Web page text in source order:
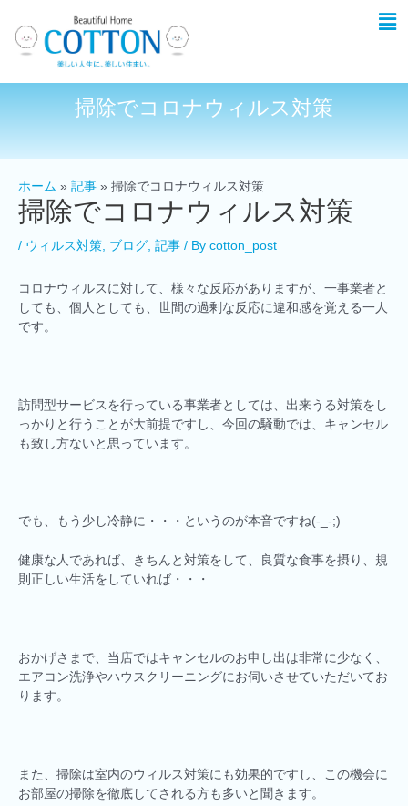
掃除でコロナウィルス対策
ホーム 記事 掃除でコロナウィルス対策
掃除でコロナウィルス対策
/ ウィルス対策 ブログ 記事 / By cotton_post
コロナウィルスに対して、様々な反応がありますが、一事業者と
しても、個人としても、世間の過剰な反応に違和感を覚える一人
です。
訪問型サービスを行っている事業者としては、出来うる対策をし
っかりと行うことが大前提ですし、今回の騒動では、キャンセル
も致し方ないと思っています。
でも、もう少し冷静に・・・というのが本音ですね(-_-;)
健康な人であれば、きちんと対策をして、良質な食事を摂り、規
則正しい生活をしていれば・・・
おかげさまで、当店ではキャンセルのお申し出は非常に少なく、
エアコン洗浄やハウスクリーニングにお伺いさせていただいてお
ります。
また、掃除は室内のウィルス対策にも効果的ですし、この機会に
お部屋の掃除を徹底してされる方も多いと聞きます。